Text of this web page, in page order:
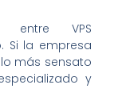
entre VPS
Si la empresa
más sensato
y